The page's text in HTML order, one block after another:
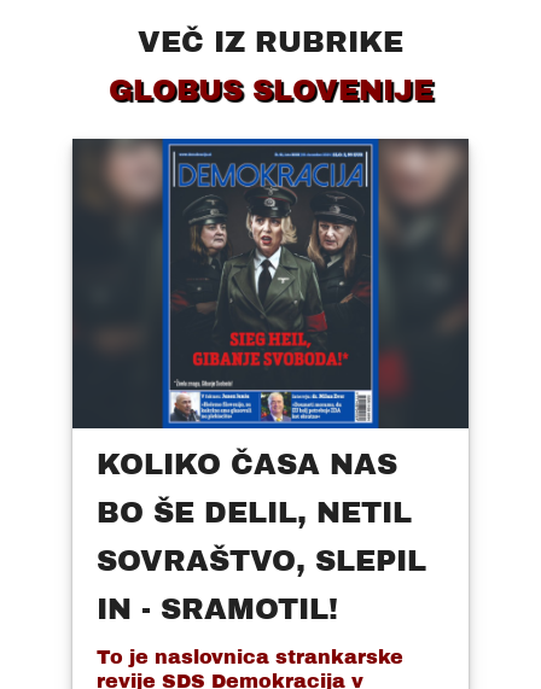
VEČ IZ RUBRIKE
GLOBUS SLOVENIJE
KOLIKO ČASA NAS
BO ŠE DELIL, NETIL
SOVRAŠTVO, SLEPIL
IN - SRAMOTIL!
To je naslovnica strankarske
revije SDS Demokracija v